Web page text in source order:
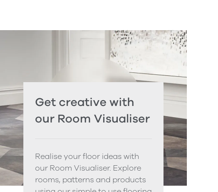
Get creative with
our Room Visualiser
Realise your floor ideas with
our Room Visualiser. Explore
rooms, patterns and products